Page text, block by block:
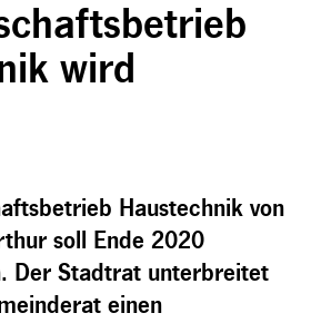
wird
Haustechnik von
soll Ende 2020
Der Stadtrat unterbreitet
einen